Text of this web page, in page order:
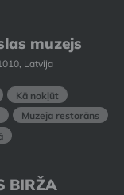
muzejs
Latvija
Kā nokļūt
Muzeja restorāns
BIRŽA